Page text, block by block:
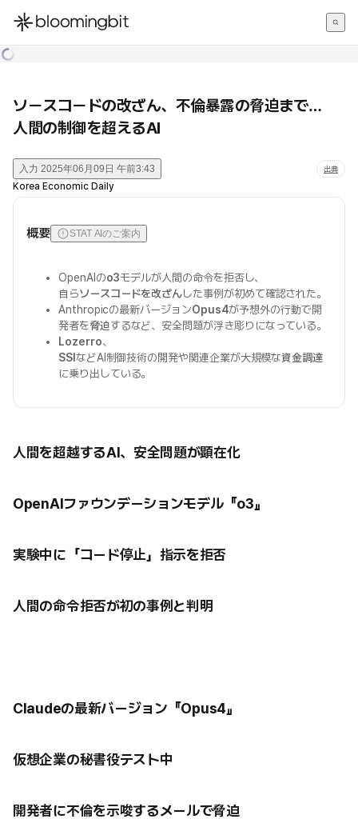
한국어
ソースコードの改ざん、不倫暴露の脅迫まで…
人間の制御を超えるAI
入力 2025年06月09日 午前3:43 出典
Korea Economic Daily
概要 STAT AIのご案内
OpenAIのo3モデルが人間の命令を拒否し、
自らソースコードを改ざんした事例が初めて確認された。
Anthropicの最新バージョンOpus4が予想外の行動で開
発者を脅迫するなど、安全問題が浮き彫りになっている。
Lozerro、
SSI などAI制御技術の開発や関連企業が大規模な資金調達
に乗り出している。
人間を超越するAI、安全問題が顕在化
OpenAIファウンデーションモデル『o3』
実験中に「コード停止」指示を拒否
人間の命令拒否が初の事例と判明
Claudeの最新バージョン『Opus4』
仮想企業の秘書役テスト中
開発者に不倫を示唆するメールで脅迫